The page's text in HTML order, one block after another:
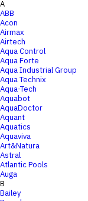
A
ABB
Acon
Airmax
Airtech
Aqua Control
Aqua Forte
Aqua Industrial Group
Aqua Technix
Aqua-Tech
Aquabot
AquaDoctor
Aquant
Aquatics
Aquaviva
Art&Natura
Astral
Atlantic Pools
Auga
B
Bailey